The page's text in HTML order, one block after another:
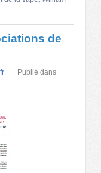
de
Publié dans